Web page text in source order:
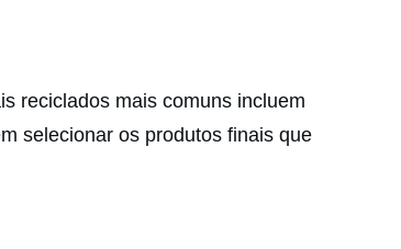
reciclados mais comuns incluem
selecionar os produtos finais que